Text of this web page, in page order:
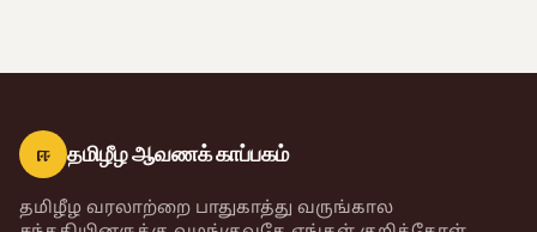
ஈ தமிழீழ ஆவணக் காப்பகம்
தமிழீழ வரலாற்றை பாதுகாத்து வருங்கால